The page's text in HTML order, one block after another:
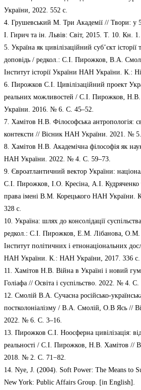
України, 2022. 552 с.
4. Грушевський М. Три Академії // Твори: у
І. Гирич та ін. Львів: Світ, 2015. Т. 10. Кн.
5. Україна як цивілізаційний суб’єкт історії
доповідь / редкол.: С.І. Пирожков, В.А.
Інститут історії України НАН України. К.:
6. Пирожков С.І. Цивілізаційний проект
реальних можливостей / С.І. Пирожков,
України. 2016. № 6. С. 45–52.
7. Хамітов Н.В. Філософська антропологія:
контексти // Вісник НАН України. 2021. №
8. Хамітов Н.В. Академічна філософія як
НАН України. 2022. № 4. С. 59–73.
9. Євроатлантичний вектор України:
С.І. Пирожков, І.О. Кресіна, А.І. Кудряченко
права імені В.М. Корецького НАН України.
328 с.
10. Україна: шлях до консолідації
редкол.: С.І. Пирожков, Е.М. Лібанова, О.М.
Інститут політичних і етнонаціональних
НАН України. К.: НАН України, 2017. 336 с.
11. Хамітов Н.В. Війна в Україні і новий
Голіафа // Освіта і суспільство. 2022. № 4. С.
12. Смолій В.А. Сучасна російсько-
постколоніалізму / В.А. Смолій, О.В Ясь //
2022. № 6. С. 3–16.
13. Пирожков С.І. Ноосферна цивілізація:
реальності / С.І. Пирожков, Н.В. Хамітов //
2018. № 2. С. 71−82.
14. Nye, J. (2004). Soft Power: The Means to
New York: Public Affairs Group. [in English].